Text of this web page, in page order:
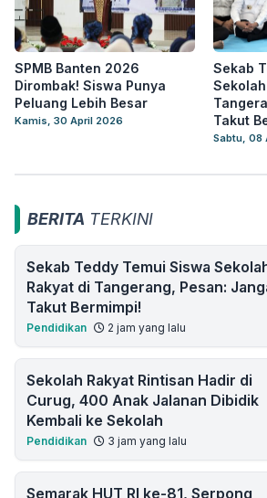
SPMB Banten 2026
Dirombak! Siswa Punya
Peluang Lebih Besar
Kamis, 30 April 2026
Sekab
Takut
Sabtu, 08
BERITA TERKINI
Sekab Teddy Temui Siswa
Rakyat di Tangerang, Pesan:
Takut Bermimpi!
Pendidikan 2 jam yang lalu
Sekolah Rakyat Rintisan Hadir di
Curug, 400 Anak Jalanan Dibidik
Kembali ke Sekolah
Pendidikan 3 jam yang lalu
Semarak HUT RI ke-81, Serpong